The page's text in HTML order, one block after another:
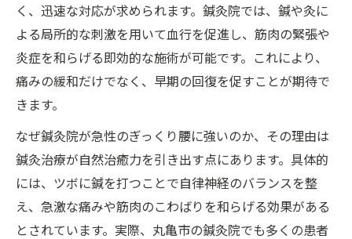
く、迅速な対応が求められます。鍼灸院では、鍼や灸に
よる局所的な刺激を用いて血行を促進し、筋肉の緊張や
炎症を和らげる即効的な施術が可能です。これにより、
痛みの緩和だけでなく、早期の回復を促すことが期待で
きます。
なぜ鍼灸院が急性のぎっくり腰に強いのか、その理由は
鍼灸治療が自然治癒力を引き出す点にあります。具体的
には、ツボに鍼を打つことで自律神経のバランスを整
え、急激な痛みや筋肉のこわばりを和らげる効果がある
とされています。実際、丸亀市の鍼灸院でも多くの患者